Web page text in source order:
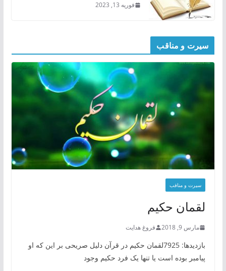
فوریه 13, 2023
سیرت و مناقب
سیرت و منافب
لقمان حکیم
مارس 9, 2018 فروغ هدایت
بازدیدها: 7925لقمان حکیم در قرآن دلیل صریحی بر این که او
پیامبر بوده است یا تنها یک فرد حکیم وجود